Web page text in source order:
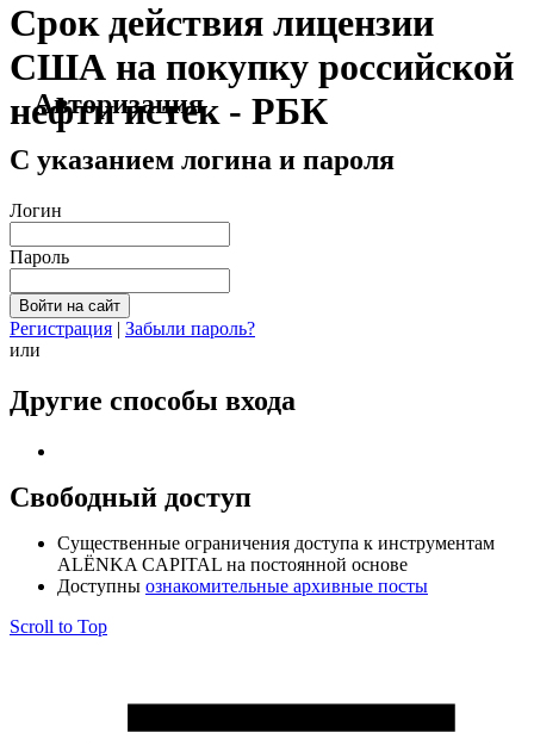
Срок действия лицензии
США на покупку российской
нефти истек - РБК
Авторизация
С указанием логина и пароля
Логин
Пароль
Регистрация | Забыли пароль?
или
Другие способы входа
Свободный доступ
Cущественные ограничения доступа к инструментам
ALЁNKA CAPITAL на постоянной основе
Доступны ознакомительные архивные посты
Scroll to Top